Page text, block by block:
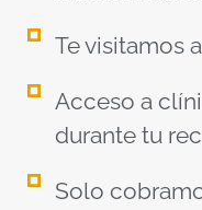
Te visitamos
Acceso a
durante tu
Solo